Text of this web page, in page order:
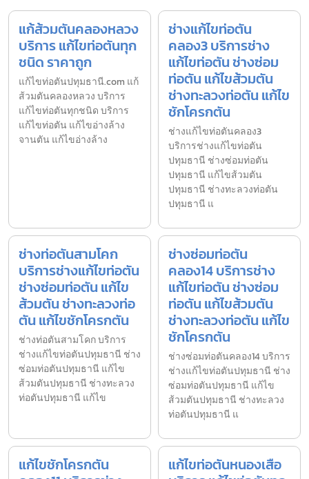
แก้ส้วมตันคลองหลวง
บริการ แก้ไขท่อตันทุก
ชนิด ราคาถูก
แก้ไขท่อตันปทุมธานี.com แก้
ส้วมตันคลองหลวง บริการ
แก้ไขท่อตันทุกชนิด บริการ
แก้ไขท่อตัน แก้ไขอ่างล้าง
จานตัน แก้ไขอ่างล้าง
ช่างแก้ไขท่อตัน
คลอง3 บริการช่าง
แก้ไขท่อตัน ช่างซ่อม
ท่อตัน แก้ไขส้วมตัน
ช่างทะลวงท่อตัน แก้ไข
ชักโครกตัน
ช่างแก้ไขท่อตันคลอง3
บริการช่างแก้ไขท่อตัน
ปทุมธานี ช่างซ่อมท่อตัน
ปทุมธานี แก้ไขส้วมตัน
ปทุมธานี ช่างทะลวงท่อตัน
ปทุมธานี แ
ช่างท่อตันสามโคก
บริการช่างแก้ไขท่อตัน
ช่างซ่อมท่อตัน แก้ไข
ส้วมตัน ช่างทะลวงท่อ
ตัน แก้ไขชักโครกตัน
ช่างท่อตันสามโคก บริการ
ช่างแก้ไขท่อตันปทุมธานี ช่าง
ซ่อมท่อตันปทุมธานี แก้ไข
ส้วมตันปทุมธานี ช่างทะลวง
ท่อตันปทุมธานี แก้ไข
ช่างซ่อมท่อตัน
คลอง14 บริการช่าง
แก้ไขท่อตัน ช่างซ่อม
ท่อตัน แก้ไขส้วมตัน
ช่างทะลวงท่อตัน แก้ไข
ชักโครกตัน
ช่างซ่อมท่อตันคลอง14 บริการ
ช่างแก้ไขท่อตันปทุมธานี ช่าง
ซ่อมท่อตันปทุมธานี แก้ไข
ส้วมตันปทุมธานี ช่างทะลวง
ท่อตันปทุมธานี แ
แก้ไขชักโครกตัน
แก้ไขท่อตันหนองเสือ